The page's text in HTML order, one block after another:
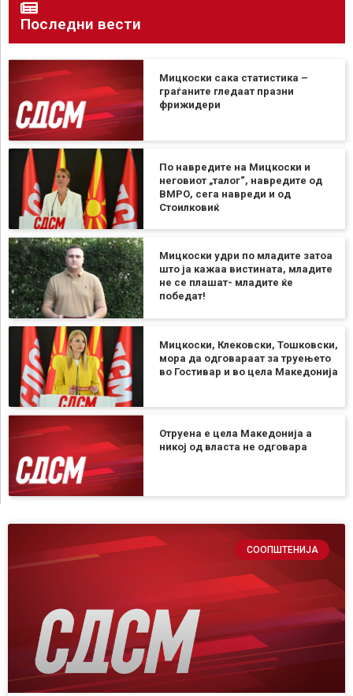
Последни вести
Мицкоски сака статистика –
граѓаните гледаат празни
фрижидери
По навредите на Мицкоски и
неговиот „талог“, навредите од
ВМРО, сега навреди и од
Стоилковиќ
Мицкоски удри по младите затоа
што ја кажаа вистината, младите
не се плашат- младите ќе
победат!
Мицкоски, Клековски, Тошковски,
мора да одговараат за труењето
во Гостивар и во цела Македонија
Отруена е цела Македонија а
никој од власта не одговара
СООПШТЕНИЈА